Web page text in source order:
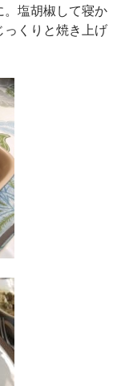
。塩胡椒して寝か
っくりと焼き上げ